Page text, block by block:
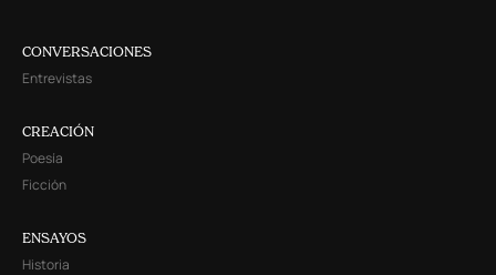
CONVERSACIONES
Entrevistas
CREACIÓN
Poesía
Ficción
ENSAYOS
Historia